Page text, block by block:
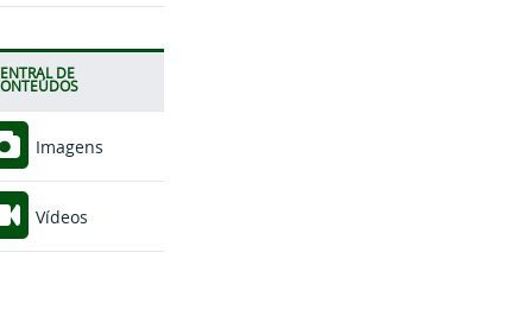
DE
Imagens
Vídeos